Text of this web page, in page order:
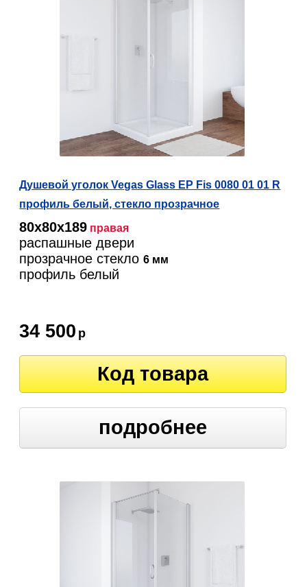
Душевой уголок Vegas Glass EP Fis 0080 01 01 R
профиль белый, стекло прозрачное
80х80х189 правая
распашные двери
прозрачное стекло6 мм
профиль белый
34 500 р
Код товара
подробнее